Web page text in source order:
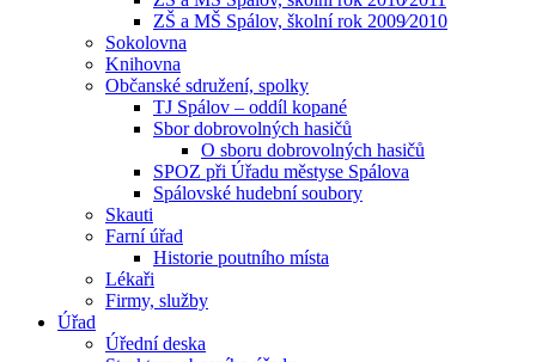
ZŠ a MŠ Spálov, školní rok 2009⁄2010
Sokolovna
Knihovna
Občanské sdružení, spolky
TJ Spálov – oddíl kopané
Sbor dobrovolných hasičů
O sboru dobrovolných hasičů
SPOZ při Úřadu městyse Spálova
Spálovské hudební soubory
Skauti
Farní úřad
Historie poutního místa
Lékaři
Firmy, služby
Úřad
Úřední deska